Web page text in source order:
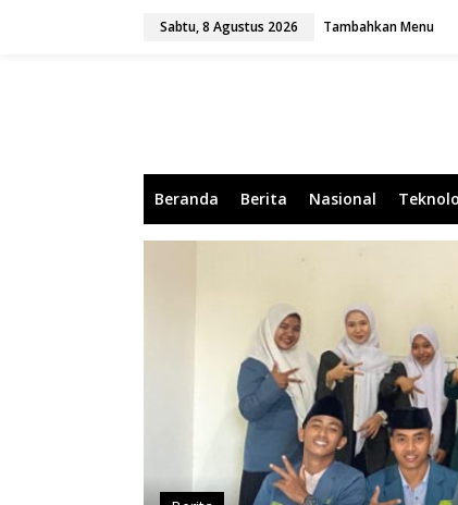
Sabtu, 8 Agustus 2026 Tambahkan Menu
Beranda Berita Nasional